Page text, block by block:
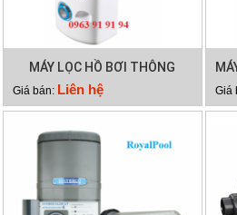
MÁY LỌC HỒ BƠI THÔNG
MINH PK 8025
Giá bán: Liên hệ Giá